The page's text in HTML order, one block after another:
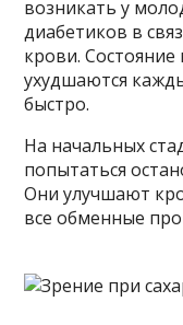
возникать у
диабетиков в
крови. Состояние
ухудшаются
быстро.
На начальных
попытаться
Они улучшают
все обменные